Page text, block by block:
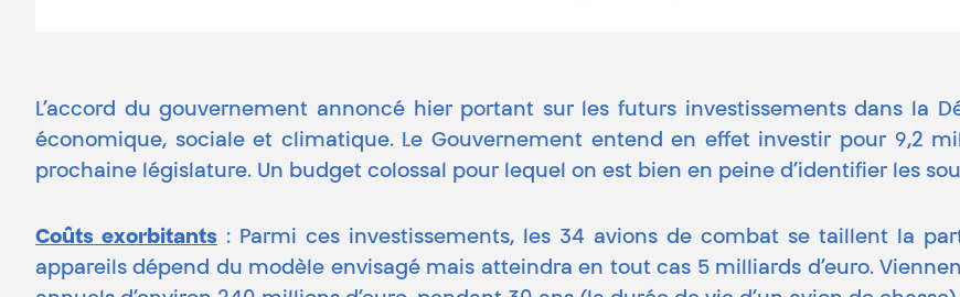
L’accord du gouvernement annoncé hier portant sur les futurs investissements dans la
économique, sociale et climatique. Le Gouvernement entend en effet investir pour 9,2
prochaine législature. Un budget colossal pour lequel on est bien en peine d’identifier les
Coûts exorbitants : Parmi ces investissements, les 34 avions de combat se taillent la
appareils dépend du modèle envisagé mais atteindra en tout cas 5 milliards d’euro.